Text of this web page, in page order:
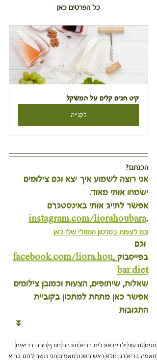
כל הפרטים כאן
קיט חגים קלים על המשקל
לקנייה
הכנתם?
אני רוצה לשמוע איך יצא וגם צילומים
ישמחו אותי מאוד.
אפשר לתייג אותי באינסטגרם
.
instagram.com/liorahoubara
וגם לצפות בסרטון המוזלי שלי כאן
וגם
בפייסבוק .
facebook.com/liora.hou
bar.diet
שאלות, שיתופים, הצעות וכמובן צילומים
אפשר כאן מתחת למתכון בקוביית
התגובות
⏬
חגים טבעוני ילדים אוכלים בריא סוכרת חורף חגים בריאים
מאפה בריא דגן מלא ראש השנה מאפים חגי תשרילחם בריא